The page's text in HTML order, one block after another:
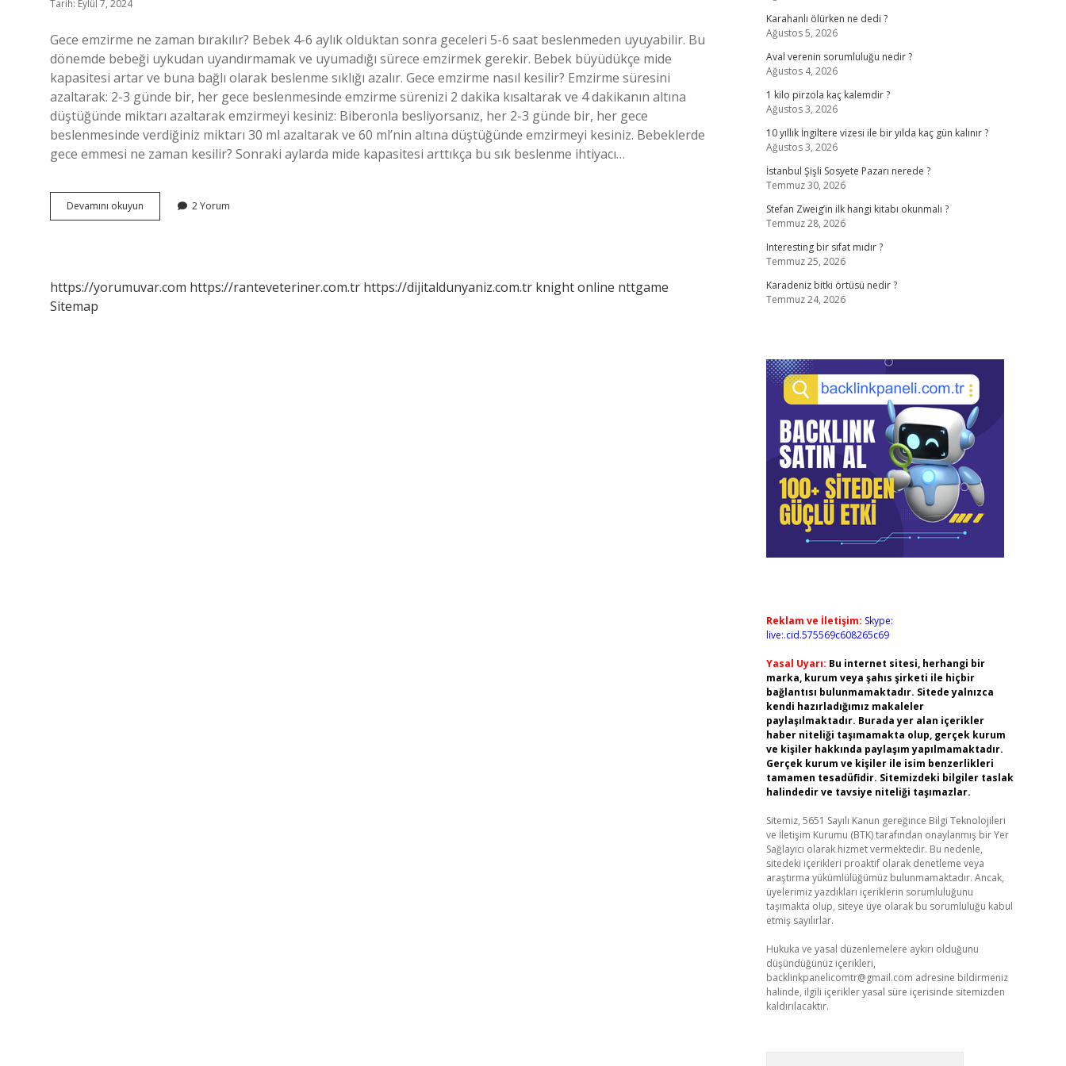
Tarih: Eylül 7, 2024
Gece emzirme ne zaman bırakılır? Bebek 4-6 aylık olduktan sonra geceleri 5-6 saat beslenmeden uyuyabilir. Bu
dönemde bebeği uykudan uyandırmamak ve uyumadığı sürece emzirmek gerekir. Bebek büyüdükçe mide
kapasitesi artar ve buna bağlı olarak beslenme sıklığı azalır. Gece emzirme nasıl kesilir? Emzirme süresini
azaltarak: 2-3 günde bir, her gece beslenmesinde emzirme sürenizi 2 dakika kısaltarak ve 4 dakikanın altına
düştüğünde miktarı azaltarak emzirmeyi kesiniz: Biberonla besliyorsanız, her 2-3 günde bir, her gece
beslenmesinde verdiğiniz miktarı 30 ml azaltarak ve 60 ml’nin altına düştüğünde emzirmeyi kesiniz. Bebeklerde
gece emmesi ne zaman kesilir? Sonraki aylarda mide kapasitesi arttıkça bu sık beslenme ihtiyacı…
Devamını okuyun
Emzirmesi
2 Yorum
https://yorumuvar.com https://ranteveteriner.com.tr https://dijitaldunyaniz.com.tr knight online nttgame
Sitemap
Karahanlı ölürken ne dedi ?
Ağustos 5, 2026
Aval verenin sorumluluğu nedir ?
Ağustos 4, 2026
1 kilo pirzola kaç kalemdir ?
Ağustos 3, 2026
10 yıllık İngiltere vizesi ile bir yılda kaç gün kalınır ?
Ağustos 3, 2026
İstanbul Şişli Sosyete Pazarı nerede ?
Temmuz 30, 2026
Stefan Zweig’in ilk hangi kitabı okunmalı ?
Temmuz 28, 2026
Interesting bir sıfat mıdır ?
Temmuz 25, 2026
Karadeniz bitki örtüsü nedir ?
Temmuz 24, 2026
Reklam ve İletişim: Skype:
live:.cid.575569c608265c69
Yasal Uyarı: Bu internet sitesi, herhangi bir
marka, kurum veya şahıs şirketi ile hiçbir
bağlantısı bulunmamaktadır. Sitede yalnızca
kendi hazırladığımız makaleler
paylaşılmaktadır. Burada yer alan içerikler
haber niteliği taşımamakta olup, gerçek kurum
ve kişiler hakkında paylaşım yapılmamaktadır.
Gerçek kurum ve kişiler ile isim benzerlikleri
tamamen tesadüfidir. Sitemizdeki bilgiler taslak
halindedir ve tavsiye niteliği taşımazlar.
Sitemiz, 5651 Sayılı Kanun gereğince Bilgi Teknolojileri
ve İletişim Kurumu (BTK) tarafından onaylanmış bir Yer
Sağlayıcı olarak hizmet vermektedir. Bu nedenle,
sitedeki içerikleri proaktif olarak denetleme veya
araştırma yükümlülüğümüz bulunmamaktadır. Ancak,
üyelerimiz yazdıkları içeriklerin sorumluluğunu
taşımakta olup, siteye üye olarak bu sorumluluğu kabul
etmiş sayılırlar.
Hukuka ve yasal düzenlemelere aykırı olduğunu
düşündüğünüz içerikleri,
backlinkpanelicomtr@gmail.com adresine bildirmeniz
halinde, ilgili içerikler yasal süre içerisinde sitemizden
kaldırılacaktır.